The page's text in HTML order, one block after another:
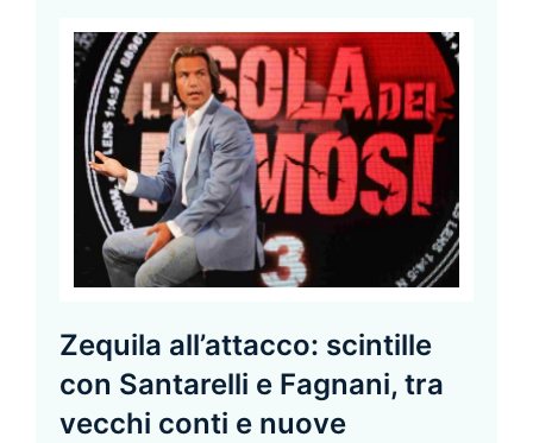
Zequila all’attacco: scintille
con Santarelli e Fagnani, tra
vecchi conti e nuove